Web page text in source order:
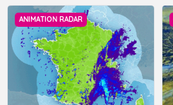
ANIMATION RADAR